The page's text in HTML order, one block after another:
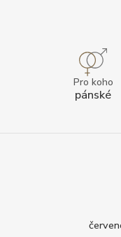
Pro koho
pánské